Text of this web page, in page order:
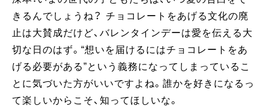
きるんでしょうね？ チョコレートをあげる文化の廃
止は大賛成だけど、バレンタインデーは愛を伝える大
切な日のはず。“想いを届けるにはチョコレートをあ
げる必要がある”という義務になってしまっているこ
とに気づいた方がいいですよね。誰かを好きになるっ
て楽しいからこそ、知ってほしいな。